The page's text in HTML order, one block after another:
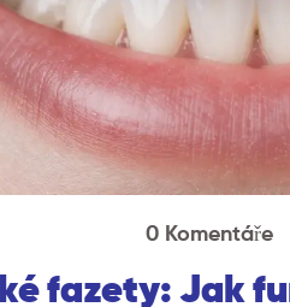
0 Komentáře
fazety: Jak